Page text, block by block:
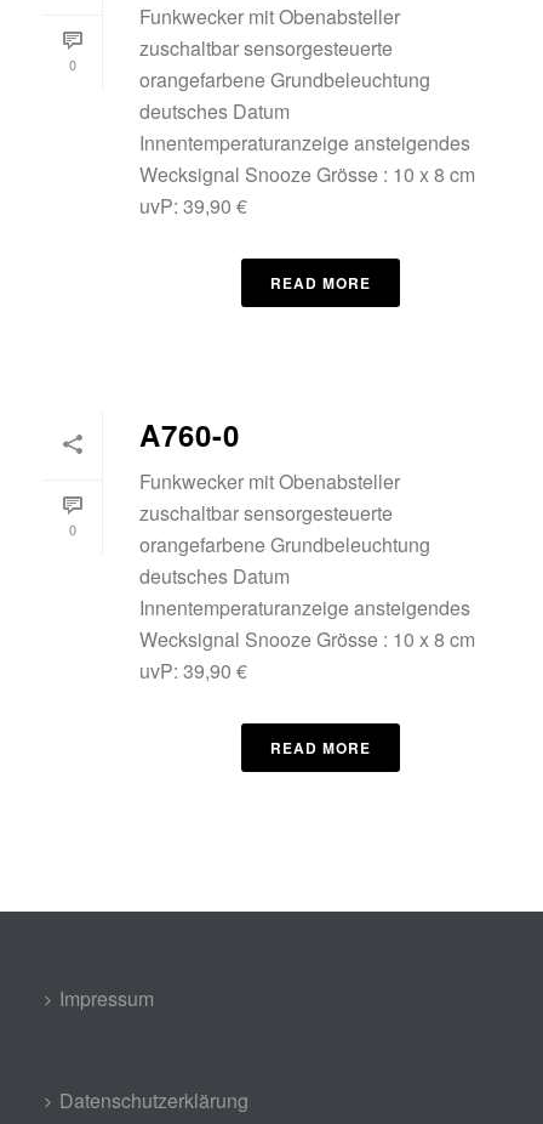
0
Funkwecker mit Obenabsteller
zuschaltbar sensorgesteuerte
orangefarbene Grundbeleuchtung
deutsches Datum
Innentemperaturanzeige ansteigendes
Wecksignal Snooze Grösse : 10 x 8 cm
uvP: 39,90 €
READ MORE
0
A760-0
Funkwecker mit Obenabsteller
zuschaltbar sensorgesteuerte
orangefarbene Grundbeleuchtung
deutsches Datum
Innentemperaturanzeige ansteigendes
Wecksignal Snooze Grösse : 10 x 8 cm
uvP: 39,90 €
READ MORE
Impressum
Datenschutzerklärung